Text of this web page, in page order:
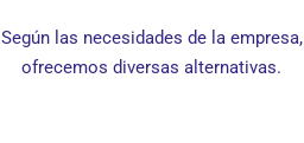
Según las necesidades de la empresa,
ofrecemos diversas alternativas.